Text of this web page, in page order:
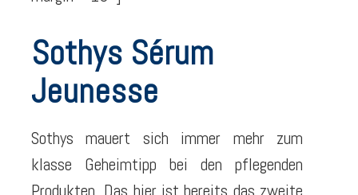
Sothys Sérum
Jeunesse
Sothys mauert sich immer mehr zum
klasse Geheimtipp bei den pflegenden
Produkten. Das hier ist bereits das zweite